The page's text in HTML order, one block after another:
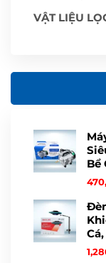
VẬT LIỆU
Bể